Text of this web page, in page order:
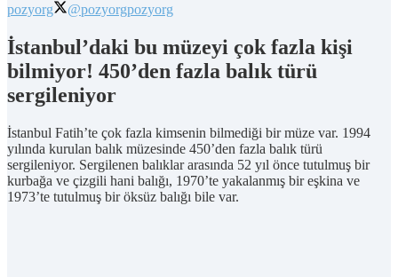
pozyorg @pozyorgpozyorg
İstanbul’daki bu müzeyi çok fazla kişi
bilmiyor! 450’den fazla balık türü
sergileniyor
İstanbul Fatih’te çok fazla kimsenin bilmediği bir müze var. 1994
yılında kurulan balık müzesinde 450’den fazla balık türü
sergileniyor. Sergilenen balıklar arasında 52 yıl önce tutulmuş bir
kurbağa ve çizgili hani balığı, 1970’te yakalanmış bir eşkina ve
1973’te tutulmuş bir öksüz balığı bile var.